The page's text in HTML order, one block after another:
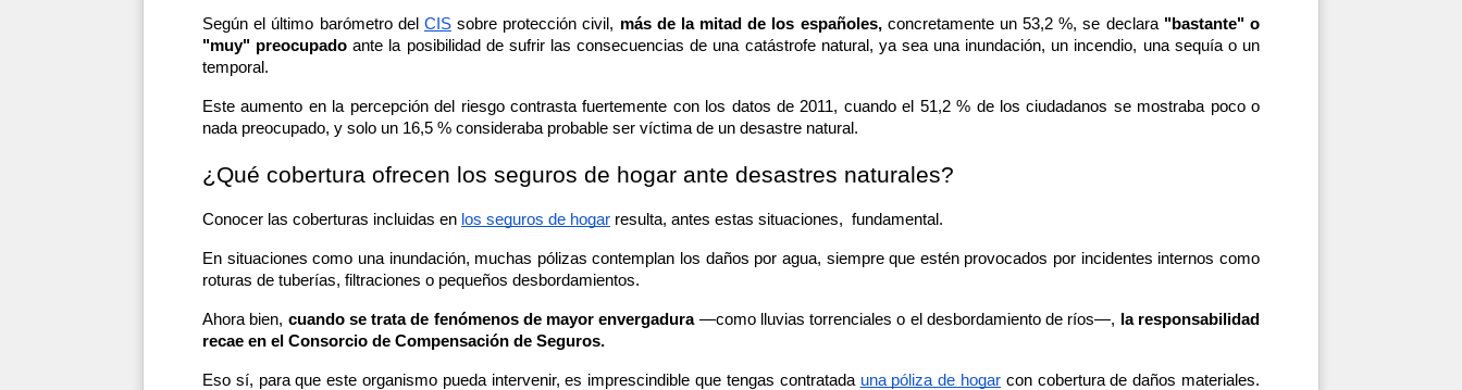
Según el último barómetro del CIS sobre protección civil, más de la mitad de los españoles, concretamente un 53,2 %, se declara "bastante" o
"muy" preocupado ante la posibilidad de sufrir las consecuencias de una catástrofe natural, ya sea una inundación, un incendio, una sequía o un
temporal.
Este aumento en la percepción del riesgo contrasta fuertemente con los datos de 2011, cuando el 51,2 % de los ciudadanos se mostraba poco o
nada preocupado, y solo un 16,5 % consideraba probable ser víctima de un desastre natural.
¿Qué cobertura ofrecen los seguros de hogar ante desastres naturales?
Conocer las coberturas incluidas en los seguros de hogar resulta, antes estas situaciones,  fundamental.
En situaciones como una inundación, muchas pólizas contemplan los daños por agua, siempre que estén provocados por incidentes internos como
roturas de tuberías, filtraciones o pequeños desbordamientos.
Ahora bien, cuando se trata de fenómenos de mayor envergadura —como lluvias torrenciales o el desbordamiento de ríos—, la responsabilidad
recae en el Consorcio de Compensación de Seguros.
Eso sí, para que este organismo pueda intervenir, es imprescindible que tengas contratada una póliza de hogar con cobertura de daños materiales.